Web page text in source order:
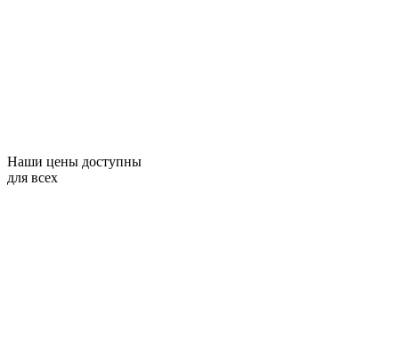
Наши цены доступны
для всех